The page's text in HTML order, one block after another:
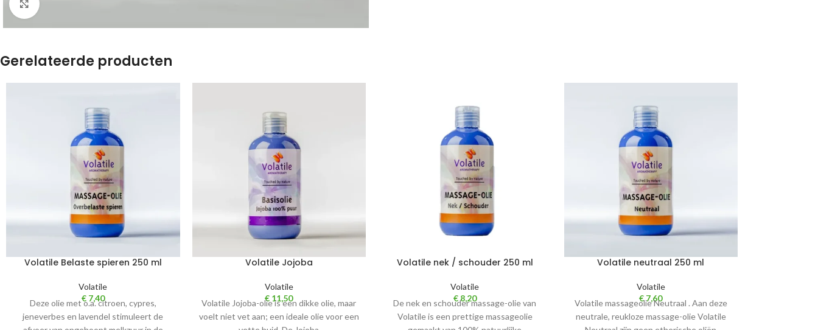
Gerelateerde producten
Volatile Belaste spieren 250 ml
Volatile
€7,40
Deze olie met o.a. citroen, cypres,
jeneverbes en lavendel stimuleert de
Volatile Jojoba
Volatile
€ 11,50
Volatile Jojoba-olie is een dikke olie, maar
voelt niet vet aan; een ideale olie voor een
Volatile nek / schouder 250 ml
Volatile
€8,20
De nek en schouder massage-olie van
Volatile is een prettige massageolie
Volatile neutraal 250 ml
Volatile
€7,60
Volatile massageolie Neutraal . Aan deze
neutrale, reukloze massage-olie Volatile